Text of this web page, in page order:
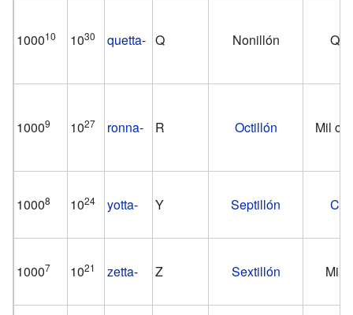
100010 1030 quetta- Q Nonillón
10009 1027 ronna- R Octillón Mil
10008 1024 yotta- Y Septillón
10007 1021 zetta- Z Sextillón Mil